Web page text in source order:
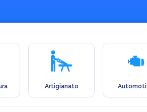
Artigianato